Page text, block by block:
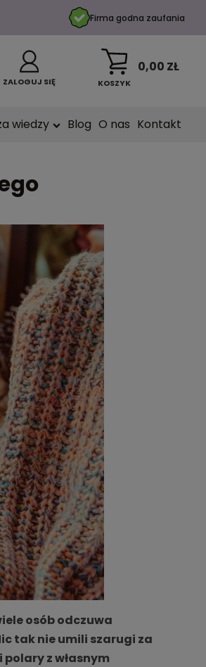
Firma godna zaufania
ZALOGUJ SIĘ KOSZYK
0,00 ZŁ
wiedzy Blog O nas Kontakt
osób odczuwa
tak nie umili szarugi za
z własnym